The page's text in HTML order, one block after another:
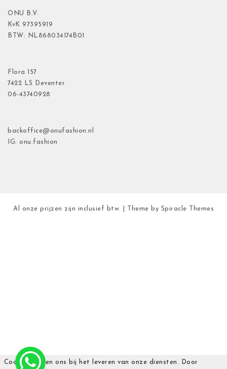
ONU B.V.
KvK 97395919
BTW: NL868034174B01
Flora 157
7422 LS Deventer
06-43740928
backoffice@onufashion.nl
IG: onu.fashion
Al onze prijzen zijn inclusief btw. | Theme by Spiracle Themes
Cookies helpen ons bij het leveren van onze diensten. Door